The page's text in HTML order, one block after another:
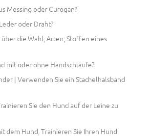
Messing oder Curogan?
oder Draht?
die Wahl, Arten, Stoffen eines
mit oder ohne Handschlaufe?
| Verwenden Sie ein Stachelhalsband
Sie den Hund auf der Leine zu
dem Hund, Trainieren Sie Ihren Hund